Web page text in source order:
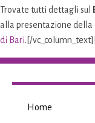
Trovate tutti dettagli sul
alla presentazione della
di Bari.[/
Home